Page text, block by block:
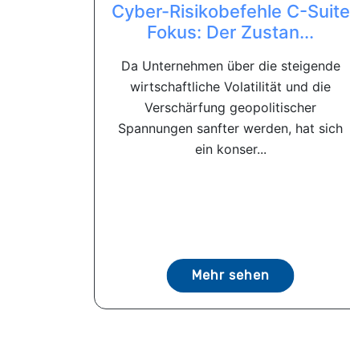
Cyber-Risikobefehle C-Suite
Fokus: Der Zustan...
Da Unternehmen über die steigende
wirtschaftliche Volatilität und die
Verschärfung geopolitischer
Spannungen sanfter werden, hat sich
ein konser...
Mehr sehen